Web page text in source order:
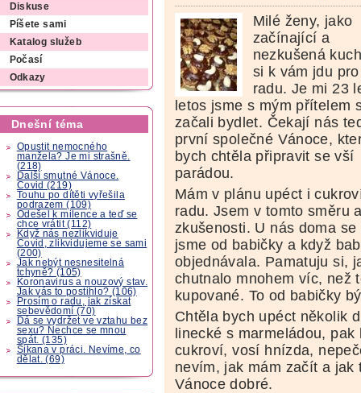
Diskuse
Píšete sami
Katalog služeb
Počasí
Odkazy
Dnešní téma
Opustit nemocného
manžela? Je mi strašně.
(218)
Další smutné Vánoce.
Covid (219)
Touhu po dítěti vyřešila
podrazem (109)
Odešel k milence a teď se
chce vrátit (112)
Když nás nezlikviduje
Covid, zlikvidujeme se sami
(200)
Jak nebýt nesnesitelná
tchyně? (105)
Koronavirus a nouzový stav.
Jak vás to postihlo? (106)
Prosím o radu, jak získat
sebevědomí (70)
Dá se vydržet ve vztahu bez
sexu? Nechce se mnou
spát. (135)
Šikana v práci. Nevíme, co
dělat. (69)
Milé ženy, jako
začínající a
nezkušená
si k vám jdu pro
radu. Je mi 23
letos jsme s mým přítelem
začali bydlet. Čekají nás
první společné Vánoce,
bych chtěla připravit se vší
parádou.
Mám v plánu upéct i
radu. Jsem v tomto směru
zkušenosti. U nás doma
jsme od babičky a když
objednávala. Pamatuju si,
chutnalo mnohem víc, než
kupované. To od babičky
Chtěla bych upéct několik
linecké s marmeládou,
cukroví, vosí hnízda,
nevím, jak mám začít a
Vánoce dobré.